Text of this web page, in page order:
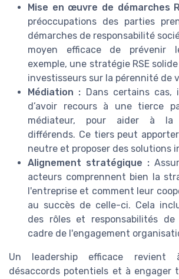
Mise en œuvre de démarches
préoccupations des parties
démarches de responsabilité
moyen efficace de prévenir
exemple, une stratégie RSE
investisseurs sur la pérennité de
Médiation : Dans certains
d’avoir recours à une tierce
médiateur, pour aider à la
différends. Ce tiers peut
neutre et proposer des solutions
Alignement stratégique :
acteurs comprennent bien la
l'entreprise et comment leur
au succès de celle-ci. Cela
des rôles et responsabilités
cadre de l'engagement
Un leadership efficace revient
désaccords potentiels et à engager